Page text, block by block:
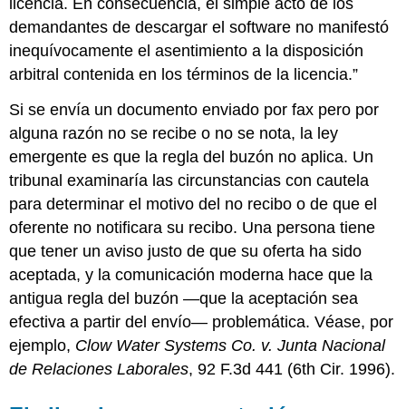
demandantes de descargar el software no manifestó
inequívocamente el asentimiento a la disposición
arbitral contenida en los términos de la licencia.”
Si se envía un documento enviado por fax pero por
alguna razón no se recibe o no se nota, la ley
emergente es que la regla del buzón no aplica. Un
tribunal examinaría las circunstancias con cautela
para determinar el motivo del no recibo o de que el
oferente no notificara su recibo. Una persona tiene
que tener un aviso justo de que su oferta ha sido
aceptada, y la comunicación moderna hace que la
antigua regla del buzón —que la aceptación sea
efectiva a partir del envío— problemática. Véase, por
ejemplo, Clow Water Systems Co. v. Junta Nacional
de Relaciones Laborales, 92 F.3d 441 (6th Cir. 1996).